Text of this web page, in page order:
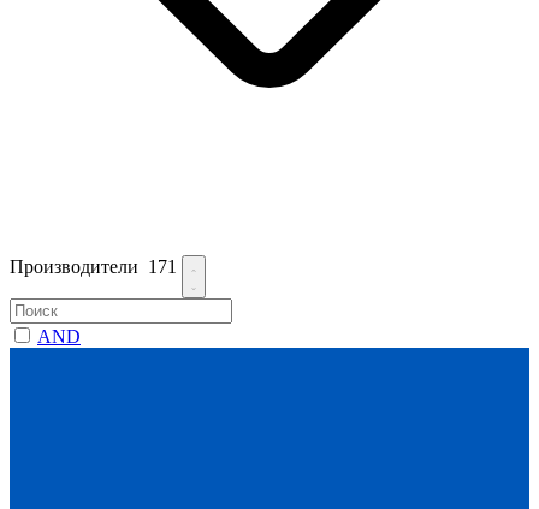
Производители 171
AND